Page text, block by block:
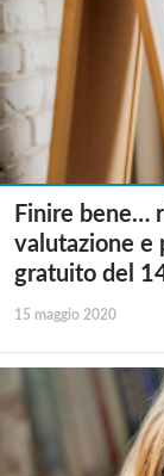
Finire bene…
valutazione e
gratuito del
15 maggio 2020